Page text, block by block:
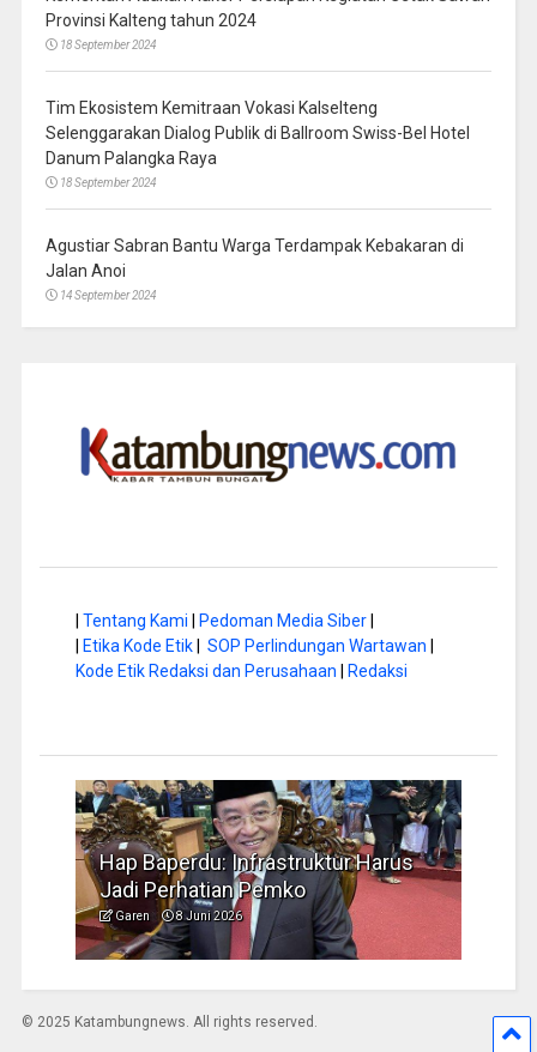
Provinsi Kalteng tahun 2024
18 September 2024
Tim Ekosistem Kemitraan Vokasi Kalselteng
Selenggarakan Dialog Publik di Ballroom Swiss-Bel Hotel
Danum Palangka Raya
18 September 2024
Agustiar Sabran Bantu Warga Terdampak Kebakaran di
Jalan Anoi
14 September 2024
Tentang Kami Pedoman Media Siber|
Etika Kode Etik| SOP Perlindungan Wartawan
Kode Etik Redaksi dan Perusahaan
Redaksi
Hap Baperdu: Infrastruktur Harus
Jadi Perhatian Pemko
Garen 8 Juni 2026
© 2025 Katambungnews. All rights reserved.